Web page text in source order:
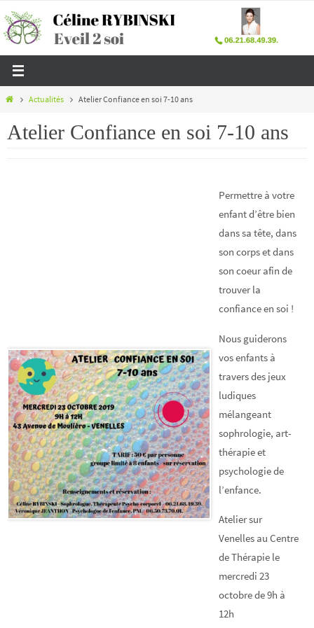
Passer
vers
contenu
HomeActualités Atelier Confiance en soi 7-10 ans
Atelier Confiance en soi 7-10 ans
Permettre à votre
enfant d’être bien
dans sa tête, dans
son corps et dans
son coeur afin de
trouver la
confiance en soi !
Nous guiderons
vos enfants à
travers des jeux
ludiques
mélangeant
sophrologie, art-
thérapie et
psychologie de
l’enfance.
Atelier sur
Venelles au Centre
de Thérapie le
mercredi 23
octobre de 9h à
12h